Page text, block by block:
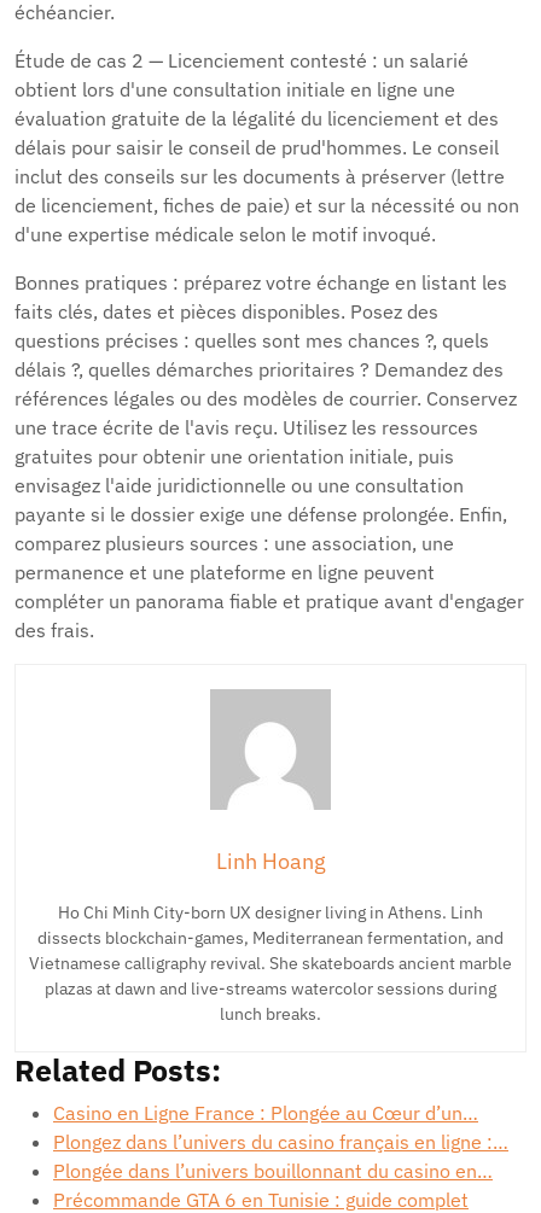
échéancier.
Étude de cas 2 — Licenciement contesté : un salarié
obtient lors d'une consultation initiale en ligne une
évaluation gratuite de la légalité du licenciement et des
délais pour saisir le conseil de prud'hommes. Le conseil
inclut des conseils sur les documents à préserver (lettre
de licenciement, fiches de paie) et sur la nécessité ou non
d'une expertise médicale selon le motif invoqué.
Bonnes pratiques : préparez votre échange en listant les
faits clés, dates et pièces disponibles. Posez des
questions précises : quelles sont mes chances ?, quels
délais ?, quelles démarches prioritaires ? Demandez des
références légales ou des modèles de courrier. Conservez
une trace écrite de l'avis reçu. Utilisez les ressources
gratuites pour obtenir une orientation initiale, puis
envisagez l'aide juridictionnelle ou une consultation
payante si le dossier exige une défense prolongée. Enfin,
comparez plusieurs sources : une association, une
permanence et une plateforme en ligne peuvent
compléter un panorama fiable et pratique avant d'engager
des frais.
Linh Hoang
Ho Chi Minh City-born UX designer living in Athens. Linh
dissects blockchain-games, Mediterranean fermentation, and
Vietnamese calligraphy revival. She skateboards ancient marble
plazas at dawn and live-streams watercolor sessions during
lunch breaks.
Related Posts:
Casino en Ligne France : Plongée au Cœur d’un…
Plongez dans l’univers du casino français en ligne :…
Plongée dans l’univers bouillonnant du casino en…
Précommande GTA 6 en Tunisie : guide complet